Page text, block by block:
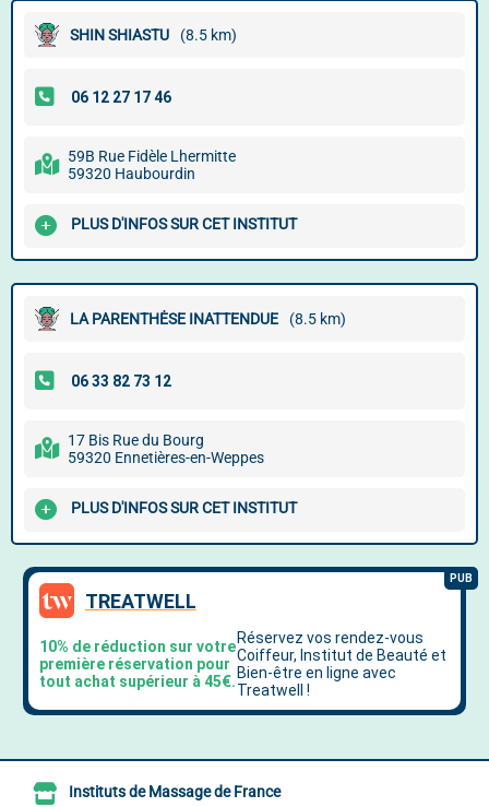
SHIN SHIASTU (8.5 km)
59B Rue Fidèle Lhermitte
59320 Haubourdin
PLUS D'INFOS SUR CET INSTITUT
LA PARENTHĖSE INATTENDUE (8.5 km)
17 Bis Rue du Bourg
59320 Ennetières-en-Weppes
PLUS D'INFOS SUR CET INSTITUT
Instituts de Massage de France